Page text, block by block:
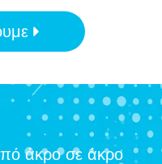
άκρο σε άκρο